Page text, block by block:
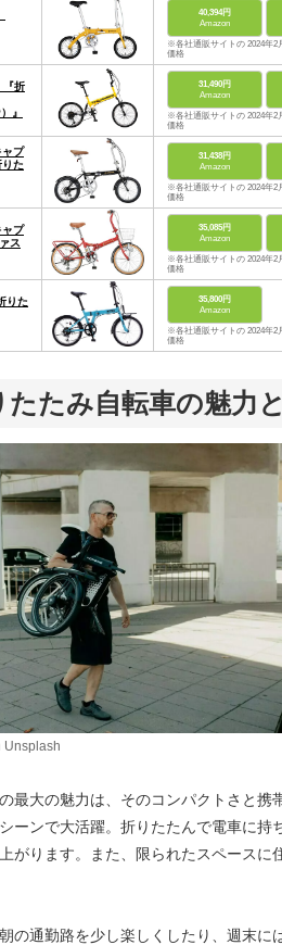
40,394円
Amazon
※各社通販サイトの 2024年2
価格
『折
』
31,490円
Amazon
※各社通販サイトの 2024年2
価格
ャプ
た
31,438円
Amazon
※各社通販サイトの 2024年2
価格
ャプ
ス
35,085円
Amazon
※各社通販サイトの 2024年2
価格
りた
35,800円
Amazon
※各社通販サイトの 2024年2
価格
たたみ自転車の魅力
Unsplash
最大の魅力は、そのコンパクトさと
ーンで大活躍。折りたたんで電車に
がります。また、限られたスペース
の通勤路を少し楽しくしたり、週末